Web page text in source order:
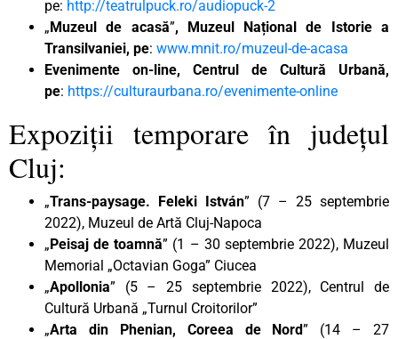
pe: http://teatrulpuck.ro/audiopuck-2
„Muzeul de acasă”, Muzeul Național de Istorie a
Transilvaniei, pe: www.mnit.ro/muzeul-de-acasa
Evenimente on-line, Centrul de Cultură Urbană,
pe: https://culturaurbana.ro/evenimente-online
Expoziții temporare în județul
Cluj:
„Trans-paysage. Feleki István” (7 – 25 septembrie
2022), Muzeul de Artă Cluj-Napoca
„Peisaj de toamnă” (1 – 30 septembrie 2022), Muzeul
Memorial „Octavian Goga” Ciucea
„Apollonia” (5 – 25 septembrie 2022), Centrul de
Cultură Urbană „Turnul Croitorilor”
„Arta din Phenian, Coreea de Nord” (14 – 27